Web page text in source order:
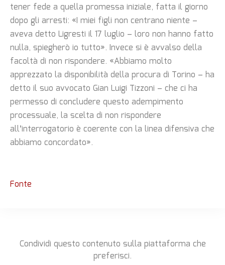
tener fede a quella promessa iniziale, fatta il giorno
dopo gli arresti: «I miei figli non centrano niente –
aveva detto Ligresti il 17 luglio – loro non hanno fatto
nulla, spiegherò io tutto». Invece si è avvalso della
facoltà di non rispondere. «Abbiamo molto
apprezzato la disponibilità della procura di Torino – ha
detto il suo avvocato Gian Luigi Tizzoni – che ci ha
permesso di concludere questo adempimento
processuale, la scelta di non rispondere
all’interrogatorio è coerente con la linea difensiva che
abbiamo concordato».
Fonte
Condividi questo contenuto sulla piattaforma che
preferisci.